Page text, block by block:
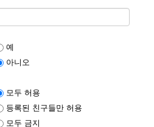
예
아니오
모두 허용
등록된 친구들만 허용
모두 금지